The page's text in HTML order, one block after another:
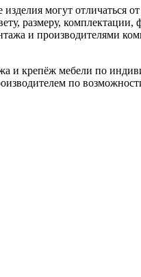
могут отличаться
размеру, комплектации,
и производителями
и крепёж мебели по
по